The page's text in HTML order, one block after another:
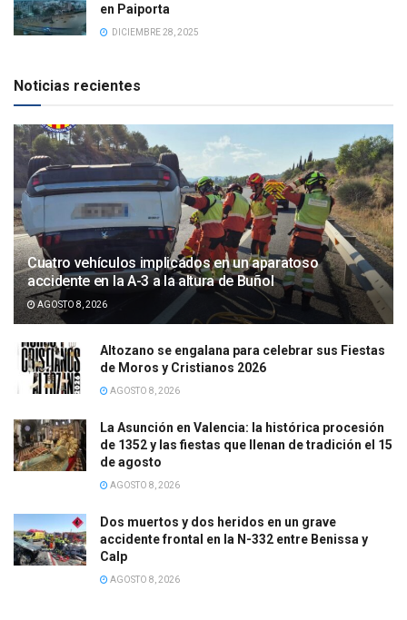
en Paiporta
DICIEMBRE 28, 2025
Noticias recientes
Cuatro vehículos implicados en un aparatoso
accidente en la A-3 a la altura de Buñol
AGOSTO 8, 2026
Altozano se engalana para celebrar sus Fiestas
de Moros y Cristianos 2026
AGOSTO 8, 2026
La Asunción en Valencia: la histórica procesión
de 1352 y las fiestas que llenan de tradición el 15
de agosto
AGOSTO 8, 2026
Dos muertos y dos heridos en un grave
accidente frontal en la N-332 entre Benissa y
Calp
AGOSTO 8, 2026